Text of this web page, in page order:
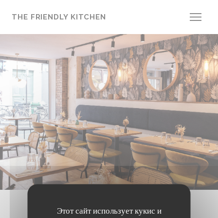
Этот сайт использует кукис и
THE FRIENDLY KITCHEN